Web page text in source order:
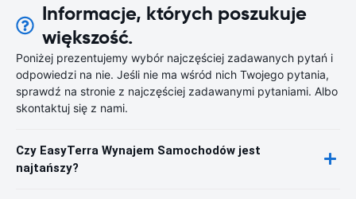
Informacje, których poszukuje
większość.
Poniżej prezentujemy wybór najczęściej zadawanych pytań i
odpowiedzi na nie. Jeśli nie ma wśród nich Twojego pytania,
sprawdź na stronie z najczęściej zadawanymi pytaniami. Albo
skontaktuj się z nami.
Czy EasyTerra Wynajem Samochodów jest
najtańszy?